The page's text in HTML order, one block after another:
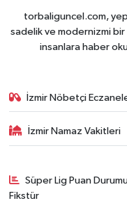
torbaliguncel.com,
sadelik ve modernizmi bir
insanlara haber
İzmir Nöbetçi
İzmir Namaz Vakitleri
Süper Lig Puan
Fikstür